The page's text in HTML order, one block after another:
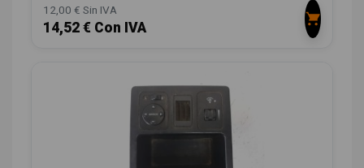
12,00 € Sin IVA
14,52 € Con IVA